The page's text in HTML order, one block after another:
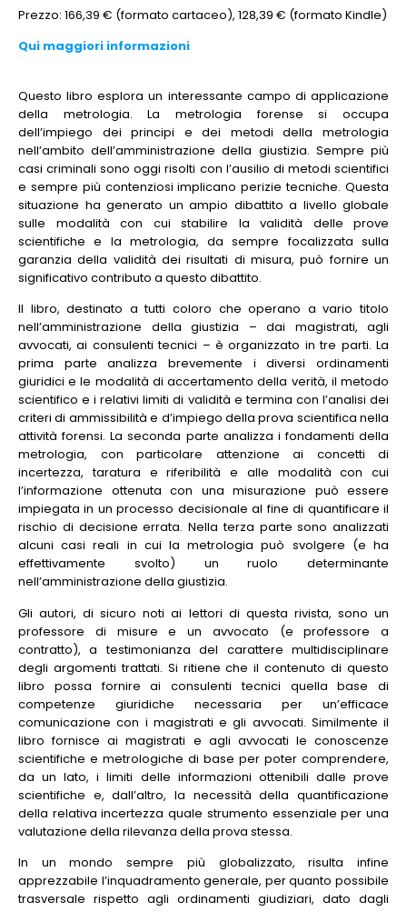
Prezzo: 166,39 € (formato cartaceo), 128,39 € (formato Kindle)
Qui maggiori informazioni
Questo libro esplora un interessante campo di applicazione
della metrologia. La metrologia forense si occupa
dell’impiego dei principi e dei metodi della metrologia
nell’ambito dell’amministrazione della giustizia. Sempre più
casi criminali sono oggi risolti con l’ausilio di metodi scientifici
e sempre più contenziosi implicano perizie tecniche. Questa
situazione ha generato un ampio dibattito a livello globale
sulle modalità con cui stabilire la validità delle prove
scientifiche e la metrologia, da sempre focalizzata sulla
garanzia della validità dei risultati di misura, può fornire un
significativo contributo a questo dibattito.
Il libro, destinato a tutti coloro che operano a vario titolo
nell’amministrazione della giustizia – dai magistrati, agli
avvocati, ai consulenti tecnici – è organizzato in tre parti. La
prima parte analizza brevemente i diversi ordinamenti
giuridici e le modalità di accertamento della verità, il metodo
scientifico e i relativi limiti di validità e termina con l’analisi dei
criteri di ammissibilità e d’impiego della prova scientifica nella
attività forensi. La seconda parte analizza i fondamenti della
metrologia, con particolare attenzione ai concetti di
incertezza, taratura e riferibilità e alle modalità con cui
l’informazione ottenuta con una misurazione può essere
impiegata in un processo decisionale al fine di quantificare il
rischio di decisione errata. Nella terza parte sono analizzati
alcuni casi reali in cui la metrologia può svolgere (e ha
effettivamente svolto) un ruolo determinante
nell’amministrazione della giustizia.
Gli autori, di sicuro noti ai lettori di questa rivista, sono un
professore di misure e un avvocato (e professore a
contratto), a testimonianza del carattere multidisciplinare
degli argomenti trattati. Si ritiene che il contenuto di questo
libro possa fornire ai consulenti tecnici quella base di
competenze giuridiche necessaria per un’efficace
comunicazione con i magistrati e gli avvocati. Similmente il
libro fornisce ai magistrati e agli avvocati le conoscenze
scientifiche e metrologiche di base per poter comprendere,
da un lato, i limiti delle informazioni ottenibili dalle prove
scientifiche e, dall’altro, la necessità della quantificazione
della relativa incertezza quale strumento essenziale per una
valutazione della rilevanza della prova stessa.
In un mondo sempre più globalizzato, risulta infine
apprezzabile l’inquadramento generale, per quanto possibile
trasversale rispetto agli ordinamenti giudiziari, dato dagli